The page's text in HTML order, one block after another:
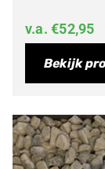
v.a.€52,95
Bekijk